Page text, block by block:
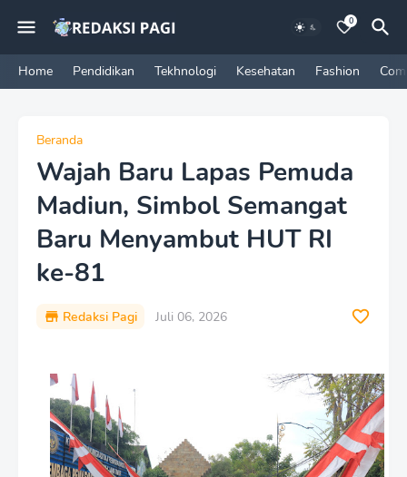
0
Home Pendidikan Tekhnologi Kesehatan Fashion
Beranda
Wajah Baru Lapas Pemuda
Madiun, Simbol Semangat
Baru Menyambut HUT RI
ke-81
Redaksi Pagi Juli 06, 2026